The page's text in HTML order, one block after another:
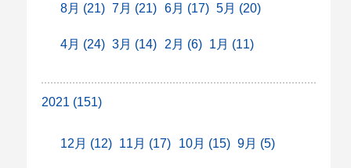
8月 (21) 7月 (21) 6月 (17) 5月 (20)
4月 (24) 3月 (14) 2月 (6) 1月 (11)
2021 (151)
12月 (12) 11月 (17) 10月 (15) 9月 (5)